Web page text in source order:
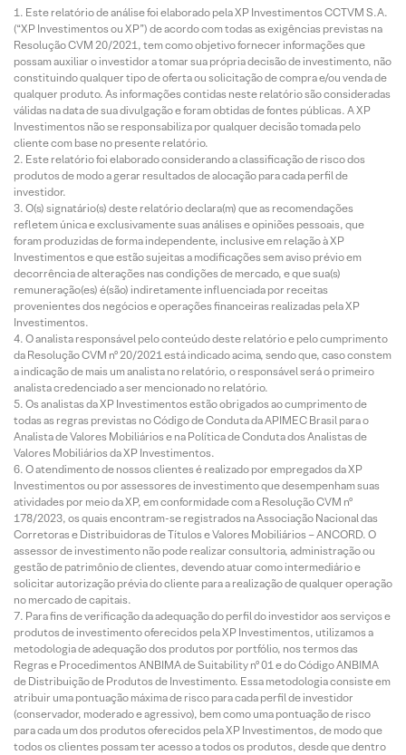
Este relatório de análise foi elaborado pela XP Investimentos CCTVM S.A.
(“XP Investimentos ou XP”) de acordo com todas as exigências previstas na
Resolução CVM 20/2021, tem como objetivo fornecer informações que
possam auxiliar o investidor a tomar sua própria decisão de investimento, não
constituindo qualquer tipo de oferta ou solicitação de compra e/ou venda de
qualquer produto. As informações contidas neste relatório são consideradas
válidas na data de sua divulgação e foram obtidas de fontes públicas. A XP
Investimentos não se responsabiliza por qualquer decisão tomada pelo
cliente com base no presente relatório.
Este relatório foi elaborado considerando a classificação de risco dos
produtos de modo a gerar resultados de alocação para cada perfil de
investidor.
O(s) signatário(s) deste relatório declara(m) que as recomendações
refletem única e exclusivamente suas análises e opiniões pessoais, que
foram produzidas de forma independente, inclusive em relação à XP
Investimentos e que estão sujeitas a modificações sem aviso prévio em
decorrência de alterações nas condições de mercado, e que sua(s)
remuneração(es) é(são) indiretamente influenciada por receitas
provenientes dos negócios e operações financeiras realizadas pela XP
Investimentos.
O analista responsável pelo conteúdo deste relatório e pelo cumprimento
da Resolução CVM nº 20/2021 está indicado acima, sendo que, caso constem
a indicação de mais um analista no relatório, o responsável será o primeiro
analista credenciado a ser mencionado no relatório.
Os analistas da XP Investimentos estão obrigados ao cumprimento de
todas as regras previstas no Código de Conduta da APIMEC Brasil para o
Analista de Valores Mobiliários e na Política de Conduta dos Analistas de
Valores Mobiliários da XP Investimentos.
O atendimento de nossos clientes é realizado por empregados da XP
Investimentos ou por assessores de investimento que desempenham suas
atividades por meio da XP, em conformidade com a Resolução CVM nº
178/2023, os quais encontram-se registrados na Associação Nacional das
Corretoras e Distribuidoras de Títulos e Valores Mobiliários – ANCORD. O
assessor de investimento não pode realizar consultoria, administração ou
gestão de patrimônio de clientes, devendo atuar como intermediário e
solicitar autorização prévia do cliente para a realização de qualquer operação
no mercado de capitais.
Para fins de verificação da adequação do perfil do investidor aos serviços e
produtos de investimento oferecidos pela XP Investimentos, utilizamos a
metodologia de adequação dos produtos por portfólio, nos termos das
Regras e Procedimentos ANBIMA de Suitability nº 01 e do Código ANBIMA
de Distribuição de Produtos de Investimento. Essa metodologia consiste em
atribuir uma pontuação máxima de risco para cada perfil de investidor
(conservador, moderado e agressivo), bem como uma pontuação de risco
para cada um dos produtos oferecidos pela XP Investimentos, de modo que
todos os clientes possam ter acesso a todos os produtos, desde que dentro